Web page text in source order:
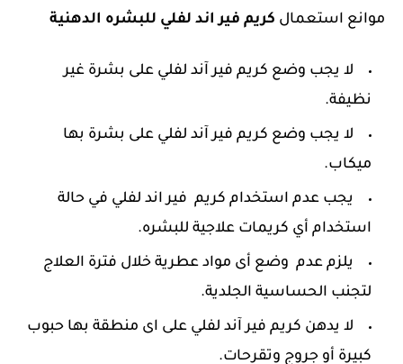
موانع استعمال كريم فير اند لفلي للبشره الدهنية
لا يجب وضع كريم فير آند لفلي على بشرة غير
نظيفة.
لا يجب وضع كريم فير آند لفلي على بشرة بها
ميكاب.
يجب عدم استخدام كريم فير اند لفلي في حالة
استخدام أي كريمات علاجية للبشره.
يلزم عدم وضع أى مواد عطرية خلال فترة العلاج
لتجنب الحساسية الجلدية.
لا يدهن كريم فير آند لفلي على اى منطقة بها حبوب
كبيرة أو جروج وتقرحات.